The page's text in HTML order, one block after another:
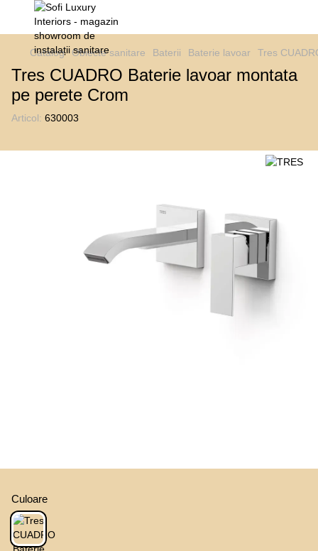
Catalog Obiecte sanitare Baterii Baterie lavoar Tres
Tres CUADRO Baterie lavoar montata
pe perete Crom
Articol: 630003
Culoare